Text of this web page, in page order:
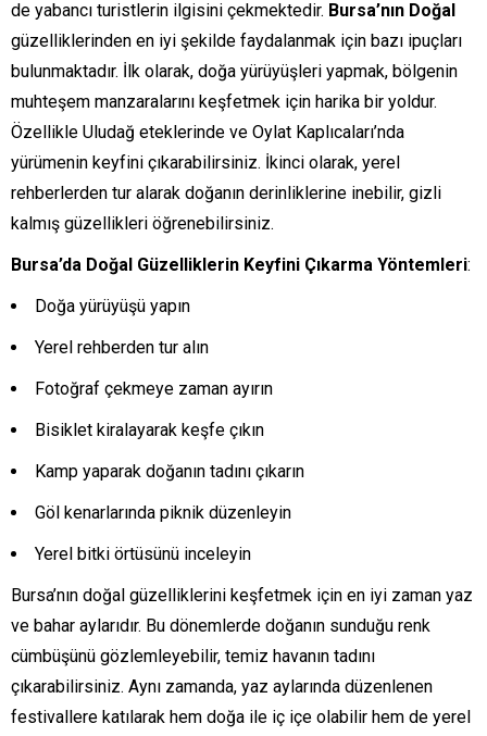
de yabancı turistlerin ilgisini çekmektedir. Bursa’nın Doğal
güzelliklerinden en iyi şekilde faydalanmak için bazı ipuçları
bulunmaktadır. İlk olarak, doğa yürüyüşleri yapmak, bölgenin
muhteşem manzaralarını keşfetmek için harika bir yoldur.
Özellikle Uludağ eteklerinde ve Oylat Kaplıcaları’nda
yürümenin keyfini çıkarabilirsiniz. İkinci olarak, yerel
rehberlerden tur alarak doğanın derinliklerine inebilir, gizli
kalmış güzellikleri öğrenebilirsiniz.
Bursa’da Doğal Güzelliklerin Keyfini Çıkarma Yöntemleri:
Doğa yürüyüşü yapın
Yerel rehberden tur alın
Fotoğraf çekmeye zaman ayırın
Bisiklet kiralayarak keşfe çıkın
Kamp yaparak doğanın tadını çıkarın
Göl kenarlarında piknik düzenleyin
Yerel bitki örtüsünü inceleyin
Bursa’nın doğal güzelliklerini keşfetmek için en iyi zaman yaz
ve bahar aylarıdır. Bu dönemlerde doğanın sunduğu renk
cümbüşünü gözlemleyebilir, temiz havanın tadını
çıkarabilirsiniz. Aynı zamanda, yaz aylarında düzenlenen
festivallere katılarak hem doğa ile iç içe olabilir hem de yerel